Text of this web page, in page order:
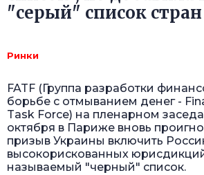
"серый" список стран
Ринки
FATF (Группа разработки
борьбе с отмыванием денег -
Task Force) на пленарном
октября в Париже вновь
призыв Украины включить
высокорискованных
называемый "черный" список.